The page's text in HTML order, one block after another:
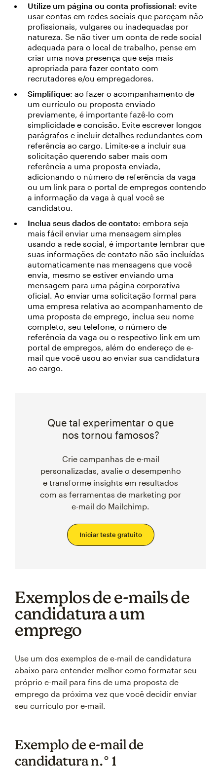
Utilize um página ou conta profissional: evite
usar contas em redes sociais que pareçam não
profissionais, vulgares ou inadequadas por
natureza. Se não tiver um conta de rede social
adequada para o local de trabalho, pense em
criar uma nova presença que seja mais
apropriada para fazer contato com
recrutadores e/ou empregadores.
Simplifique: ao fazer o acompanhamento de
um currículo ou proposta enviado
previamente, é importante fazê-lo com
simplicidade e concisão. Evite escrever longos
parágrafos e incluir detalhes redundantes com
referência ao cargo. Limite-se a incluir sua
solicitação querendo saber mais com
referência a uma proposta enviada,
adicionando o número de referência da vaga
ou um link para o portal de empregos contendo
a informação da vaga à qual você se
candidatou.
Inclua seus dados de contato: embora seja
mais fácil enviar uma mensagem simples
usando a rede social, é importante lembrar que
suas informações de contato não são incluídas
automaticamente nas mensagens que você
envia, mesmo se estiver enviando uma
mensagem para uma página corporativa
oficial. Ao enviar uma solicitação formal para
uma empresa relativa ao acompanhamento de
uma proposta de emprego, inclua seu nome
completo, seu telefone, o número de
referência da vaga ou o respectivo link em um
portal de empregos, além do endereço de e-
mail que você usou ao enviar sua candidatura
ao cargo.
Que tal experimentar o que
nos tornou famosos?
Crie campanhas de e-mail
personalizadas, avalie o desempenho
e transforme insights em resultados
com as ferramentas de marketing por
e-mail do Mailchimp.
Iniciar teste gratuito
Exemplos de e-mails de
candidatura a um
emprego
Use um dos exemplos de e-mail de candidatura
abaixo para entender melhor como formatar seu
próprio e-mail para fins de uma proposta de
emprego da próxima vez que você decidir enviar
seu currículo por e-mail.
Exemplo de e-mail de
candidatura n.° 1